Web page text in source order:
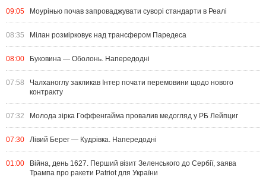
09:05 Моурінью почав запроваджувати суворі стандарти в Реалі
08:35 Мілан розмірковує над трансфером Паредеса
08:00 Буковина — Оболонь. Напередодні
07:58
Чалханоглу закликав Інтер почати перемовини щодо нового
контракту
07:32 Молода зірка Гоффенгайма провалив медогляд у РБ Лейпциг
07:30 Лівий Берег — Кудрівка. Напередодні
01:00
Війна, день 1627. Перший візит Зеленського до Сербії, заява
Трампа про ракети Patriot для України